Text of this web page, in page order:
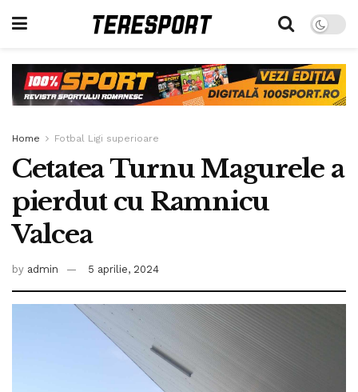
Home Fotbal Ligi superioare
Cetatea Turnu Magurele a
pierdut cu Ramnicu
Valcea
by admin 5 aprilie, 2024